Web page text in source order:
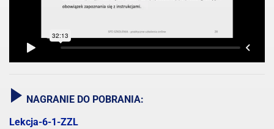
NAGRANIE DO POBRANIA:
Lekcja-6-1-ZZL